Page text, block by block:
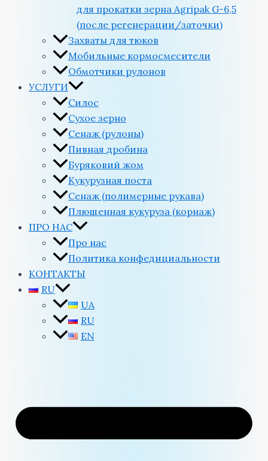
для прокатки зерна Agripak G-6,5
(после регенерации/заточки)
Захваты для тюков
Мобильные кормосмесители
Обмотчики рулонов
УСЛУГИ
Силос
Сухое зерно
Сенаж (рулоны)
Пивная дробина
Буряковий жом
Кукурузная поста
Сенаж (полимерные рукава)
Плющенная кукуруза (корнаж)
ПРО НАС
Про нас
Политика конфедициальности
КОНТАКТЫ
RU
UA
RU
EN